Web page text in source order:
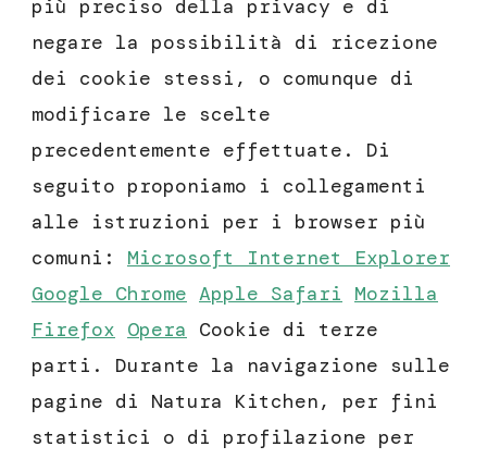
più preciso della privacy e di
negare la possibilità di ricezione
dei cookie stessi, o comunque di
modificare le scelte
precedentemente effettuate. Di
seguito proponiamo i collegamenti
alle istruzioni per i browser più
comuni: Microsoft Internet Explorer
Google Chrome Apple Safari Mozilla
Firefox Opera Cookie di terze
parti. Durante la navigazione sulle
pagine di Natura Kitchen, per fini
statistici o di profilazione per